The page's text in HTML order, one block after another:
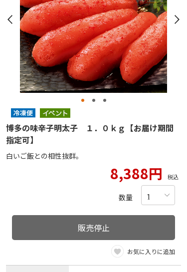
博多の味辛子明太子 １．０ｋｇ【お届け期間
指定可】
白いご飯との相性抜群。
8,388円 税込
数量
販売停止
お気に入りに追加